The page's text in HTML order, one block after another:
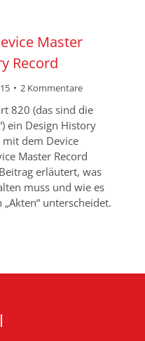
Master
Record
2 Kommentare
820 (das sind die
ein Design History
mit dem Device
Master Record
erläutert, was
muss und wie es
unterscheidet.